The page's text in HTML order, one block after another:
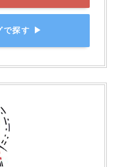
で探す ▶